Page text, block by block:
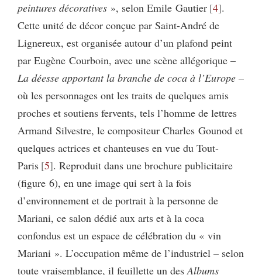
peintures décoratives », selon Emile Gautier 4 .
Cette unité de décor conçue par Saint-André de
Lignereux, est organisée autour d’un plafond peint
par Eugène Courboin, avec une scène allégorique –
La déesse apportant la branche de coca à l’Europe –
où les personnages ont les traits de quelques amis
proches et soutiens fervents, tels l’homme de lettres
Armand Silvestre, le compositeur Charles Gounod et
quelques actrices et chanteuses en vue du Tout-
Paris 5 . Reproduit dans une brochure publicitaire
(figure 6), en une image qui sert à la fois
d’environnement et de portrait à la personne de
Mariani, ce salon dédié aux arts et à la coca
confondus est un espace de célébration du « vin
Mariani ». L’occupation même de l’industriel – selon
toute vraisemblance, il feuillette un desAlbums